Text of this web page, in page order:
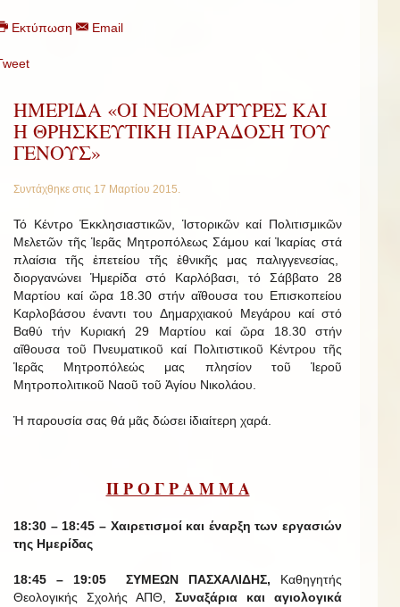
Εκτύπωση Email
ΗΜΕΡΙΔΑ «ΟΙ ΝΕΟΜΑΡΤΥΡΕΣ ΚΑΙ
Η ΘΡΗΣΚΕΥΤΙΚΗ ΠΑΡΑΔΟΣΗ ΤΟΥ
ΓΕΝΟΥΣ»
Συντάχθηκε στις 17 Μαρτίου 2015.
Τό Κέντρο Ἐκκλησιαστικῶν, Ἱστορικῶν καί Πολιτισμικῶν
Μελετῶν τῆς Ἱερᾶς Μητροπόλεως Σάμου καί Ἰκαρίας στά
πλαίσια τῆς ἐπετείου τῆς ἐθνικῆς μας παλιγγενεσίας,
διοργανώνει Ἡμερίδα στό Καρλόβασι, τό Σάββατο 28
Μαρτίου καί ὥρα 18.30 στήν αἴθουσα του Επισκοπείου
Καρλοβάσου έναντι του Δημαρχιακού Μεγάρου καί στό
Βαθύ τήν Κυριακή 29 Μαρτίου καί ὥρα 18.30 στήν
αἴθουσα τοῦ Πνευματικοῦ καί Πολιτιστικοῦ Κέντρου τῆς
Ἱερᾶς Μητροπόλεώς μας πλησίον τοῦ Ἱεροῦ
Μητροπολιτικοῦ Ναοῦ τοῦ Ἁγίου Νικολάου.
Ἡ παρουσία σας θά μᾶς δώσει ἰδιαίτερη χαρά.
Π Ρ Ο Γ Ρ Α Μ Μ Α
18:30 – 18:45 – Χαιρετισμοί και έναρξη των εργασιών
της Ημερίδας
18:45 – 19:05 ΣΥΜΕΩΝ ΠΑΣΧΑΛΙΔΗΣ, Καθηγητής
Θεολογικής Σχολής ΑΠΘ, Συναξάρια και αγιολογικά